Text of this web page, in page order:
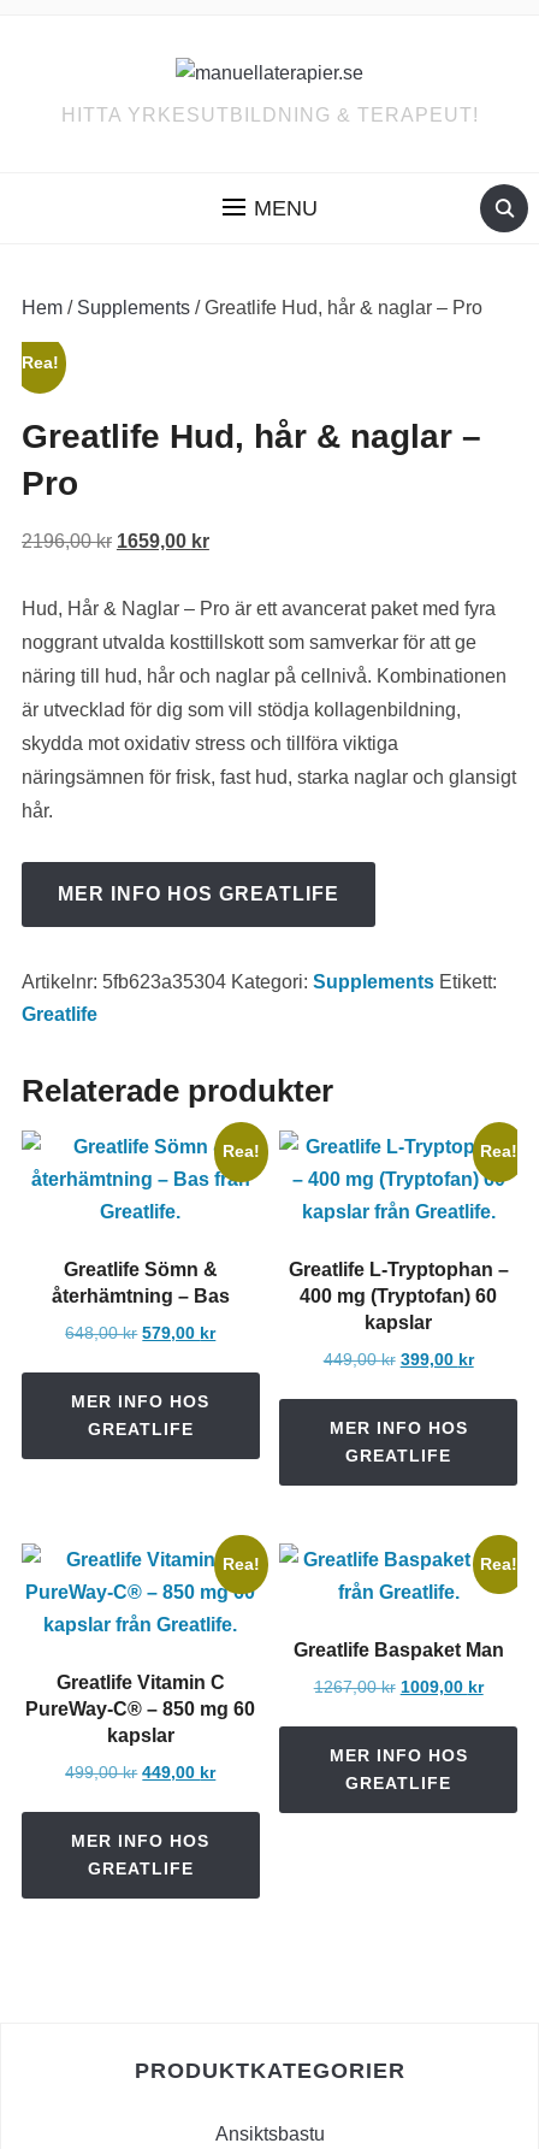
HITTA YRKESUTBILDNING & TERAPEUT!
MENU
Hem/ Supplements/ Greatlife Hud, hår & naglar – Pro
Rea!
Greatlife Hud, hår & naglar –
Pro
2196,00kr Det
priset
var:
2196,00 kr.
1659,00 krDet
priset
är:
1659,00 kr.
Hud, Hår & Naglar – Pro är ett avancerat paket med fyra
noggrant utvalda kosttillskott som samverkar för att ge
näring till hud, hår och naglar på cellnivå. Kombinationen
är utvecklad för dig som vill stödja kollagenbildning,
skydda mot oxidativ stress och tillföra viktiga
näringsämnen för frisk, fast hud, starka naglar och glansigt
hår.
MER INFO HOS GREATLIFE
Artikelnr: 5fb623a35304 Kategori: Supplements Etikett:
Greatlife
Relaterade produkter
Rea!
Greatlife Sömn &
återhämtning – Bas
648,00kr Det
579,00 krDet
MER INFO HOS
GREATLIFE
Rea!
Greatlife L-Tryptophan –
400 mg (Tryptofan) 60
kapslar
449,00kr Det
399,00 krDet
MER INFO HOS
GREATLIFE
Rea!
Greatlife Vitamin C
PureWay-C® – 850 mg 60
kapslar
499,00kr Det
449,00 krDet
MER INFO HOS
GREATLIFE
Rea!
Greatlife Baspaket Man
1267,00kr Det
1009,00 krDet
MER INFO HOS
GREATLIFE
PRODUKTKATEGORIER
Ansiktsbastu